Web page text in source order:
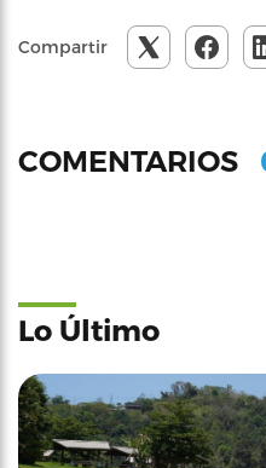
Compartir
COMENTARIOS
Lo Último